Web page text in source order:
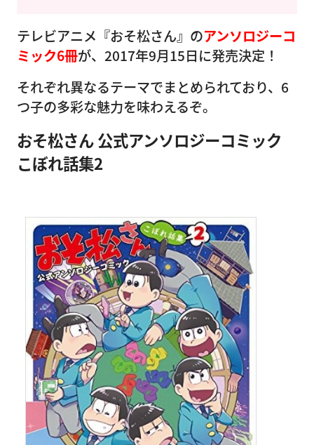
テレビアニメ『おそ松さん』のアンソロジーコ
ミック6冊が、2017年9月15日に発売決定！
それぞれ異なるテーマでまとめられており、6
つ子の多彩な魅力を味わえるぞ。
おそ松さん 公式アンソロジーコミック
こぼれ話集2